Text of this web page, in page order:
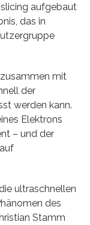
aufgebaut
das in
mit
der
werden kann.
Elektrons
– und der
ultraschnellen
des
Stamm